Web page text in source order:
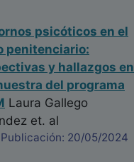
psicóticos en el
penitenciario:
y hallazgos en
del programa
Laura Gallego
et. al
Publicación: 20/05/2024